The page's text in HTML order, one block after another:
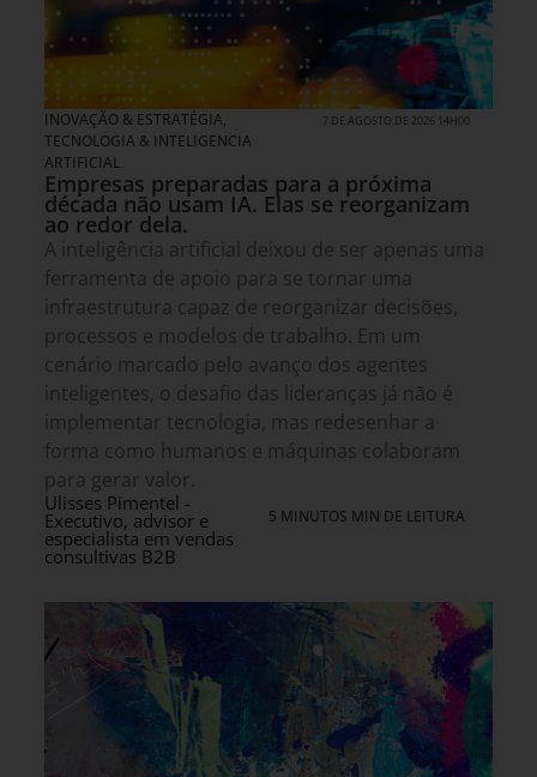
INOVAÇÃO & ESTRATÉGIA,
TECNOLOGIA & INTELIGENCIA
ARTIFICIAL
7 DE AGOSTO DE 2026 14H00
Empresas preparadas para a próxima
década não usam IA. Elas se reorganizam
ao redor dela.
A inteligência artificial deixou de ser apenas uma
ferramenta de apoio para se tornar uma
infraestrutura capaz de reorganizar decisões,
processos e modelos de trabalho. Em um
cenário marcado pelo avanço dos agentes
inteligentes, o desafio das lideranças já não é
implementar tecnologia, mas redesenhar a
forma como humanos e máquinas colaboram
para gerar valor.
Ulisses Pimentel -
Executivo, advisor e
especialista em vendas
consultivas B2B
5 MINUTOS MIN DE LEITURA